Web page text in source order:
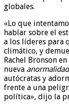
globales.
«Lo que
hablar sobre el
a los líderes para
climático, y
Rachel Bronson
nueva anormalidad
autócratas y
frente a una
política», dijo la